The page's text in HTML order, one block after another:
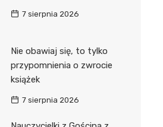
7 sierpnia 2026
Nie obawiaj się, to tylko
przypomnienia o zwrocie
książek
7 sierpnia 2026